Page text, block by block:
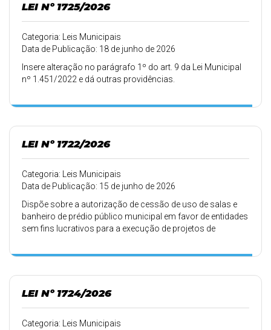
LEI Nº 1725/2026
Categoria: Leis Municipais
Data de Publicação: 18 de junho de 2026
Insere alteração no parágrafo 1º do art. 9 da Lei Municipal
nº 1.451/2022 e dá outras providências.
LEI Nº 1722/2026
Categoria: Leis Municipais
Data de Publicação: 15 de junho de 2026
Dispõe sobre a autorização de cessão de uso de salas e
banheiro de prédio público municipal em favor de entidades
sem fins lucrativos para a execução de projetos de
LEI Nº 1724/2026
Categoria: Leis Municipais